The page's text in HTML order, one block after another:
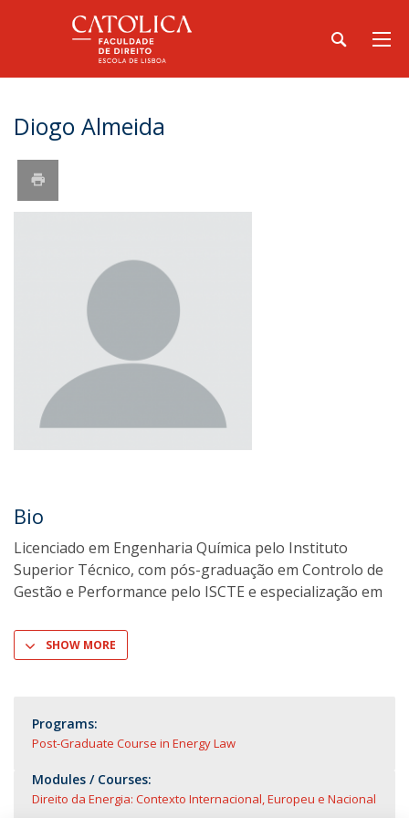
Diogo Almeida
Bio
Licenciado em Engenharia Química pelo Instituto
Superior Técnico, com pós-graduação em Controlo de
Gestão e Performance pelo ISCTE e especialização em
SHOW MORE
Programs:
Post-Graduate Course in Energy Law
Modules / Courses:
Direito da Energia: Contexto Internacional, Europeu e Nacional